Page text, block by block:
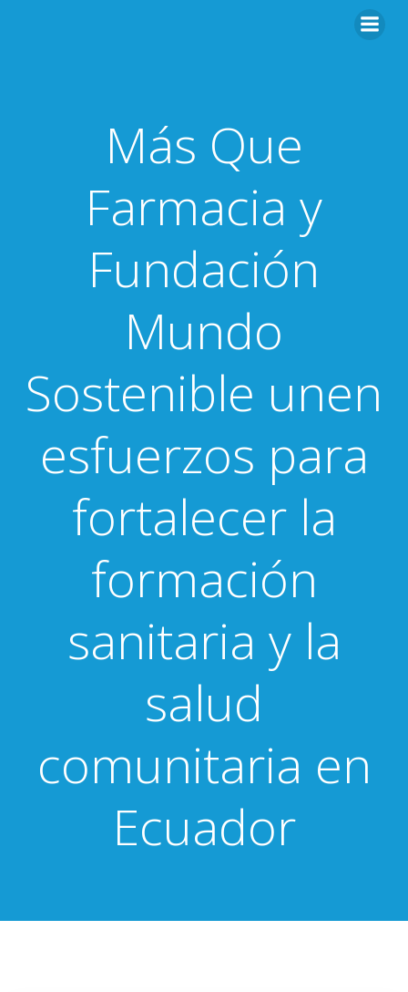
Más Que
Farmacia y
Fundación
Mundo
Sostenible unen
esfuerzos para
fortalecer la
formación
sanitaria y la
salud
comunitaria en
Ecuador